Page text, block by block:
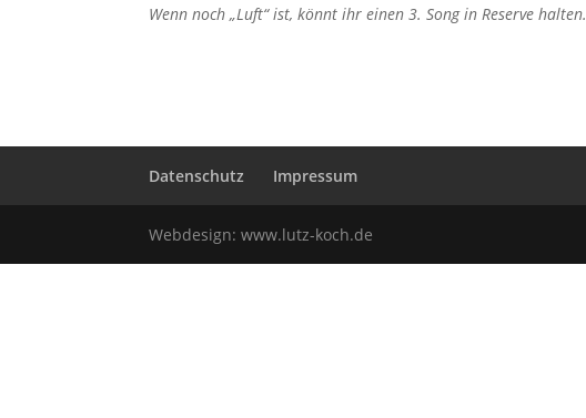
Wenn noch „Luft“ ist, könnt ihr einen 3. Song in Reserve halten.
Datenschutz Impressum
Webdesign:www.lutz-koch.de